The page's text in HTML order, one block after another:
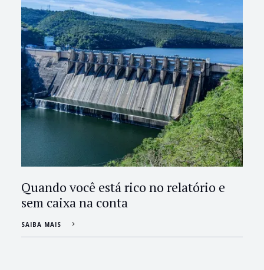
Quando você está rico no relatório e
sem caixa na conta
SAIBA MAIS